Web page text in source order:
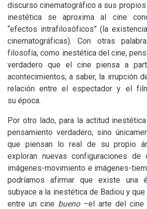
discurso cinematográfico a sus
inestética se aproxima al cine
“efectos intrafilosóficos” (la
cinematográficas). Con otras
filosofía, como inestética del cine,
verdadero que el cine piensa a
acontecimientos, a saber, la irrupción
relación entre el espectador y el
su época.
Por otro lado, para la actitud
pensamiento verdadero, sino
que piensan lo real de su propio
exploran nuevas configuraciones de
imágenes-movimiento e imágenes-
podríamos afirmar que existe una
subyace a la inestética de Badiou y
entre un cine bueno–el arte del cine